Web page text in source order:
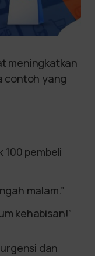
meningkatkan
contoh yang
100 pembeli
malam.”
kehabisan!”
dan